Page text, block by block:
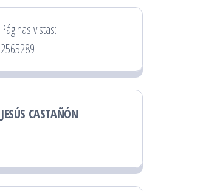
Páginas vistas:
2565289
JESÚS CASTAÑÓN